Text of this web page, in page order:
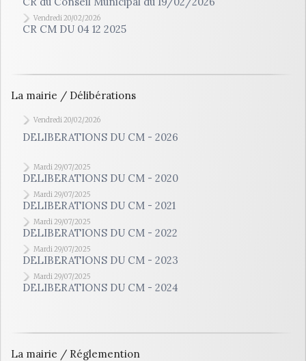
Vendredi 20/02/2026
CR CM DU 04 12 2025
La mairie / Délibérations
Vendredi 20/02/2026
DELIBERATIONS DU CM - 2026
Mardi 29/07/2025
DELIBERATIONS DU CM - 2020
Mardi 29/07/2025
DELIBERATIONS DU CM - 2021
Mardi 29/07/2025
DELIBERATIONS DU CM - 2022
Mardi 29/07/2025
DELIBERATIONS DU CM - 2023
Mardi 29/07/2025
DELIBERATIONS DU CM - 2024
La mairie / Réglemention